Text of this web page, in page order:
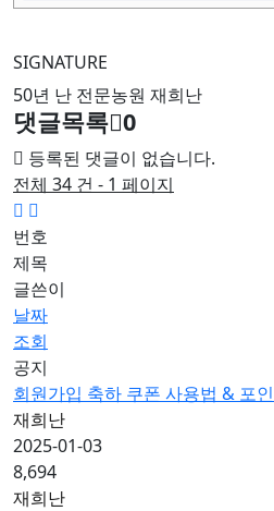
SIGNATURE
50년 난 전문농원 재희난
댓글목록 0
등록된 댓글이 없습니다.
전체 34 건 - 1 페이지
번호
제목
글쓴이
날짜
조회
공지
회원가입 축하 쿠폰 사용법 & 포
재희난
2025-01-03
8,694
재희난